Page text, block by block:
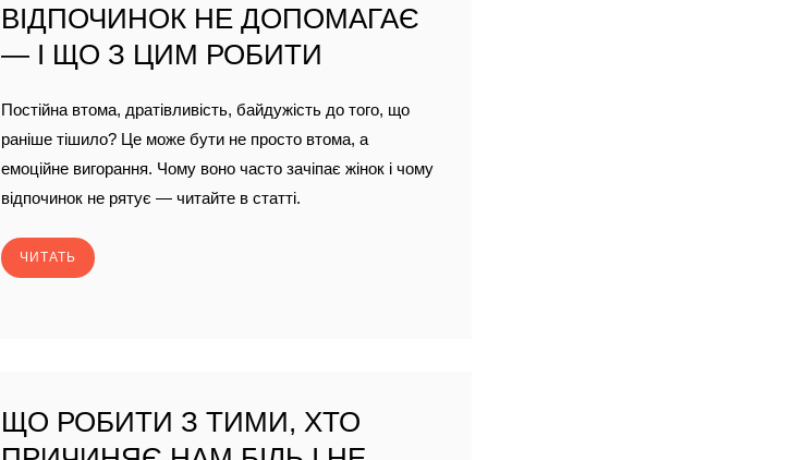
ВІДПОЧИНОК НЕ ДОПОМАГАЄ
— І ЩО З ЦИМ РОБИТИ
Постійна втома, дратівливість, байдужість до того, що
раніше тішило? Це може бути не просто втома, а
емоційне вигорання. Чому воно часто зачіпає жінок і чому
відпочинок не рятує — читайте в статті.
ЧИТАТЬ
ЩО РОБИТИ З ТИМИ, ХТО